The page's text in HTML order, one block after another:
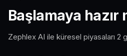
Başlamaya hazır
Zephlex AI ile küresel piyasaları 2